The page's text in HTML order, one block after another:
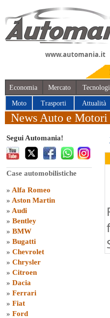
www.automania.it
Economia Mercato
Moto Trasporti Attualità
News Auto e Motori
Segui Automania!
Case automobilistiche
» Alfa Romeo
» Aston Martin
» Audi
» Bentley
» BMW
» Bugatti
» Chevrolet
» Chrysler
» Citroen
» Dacia
» Ferrari
» Fiat
» Ford